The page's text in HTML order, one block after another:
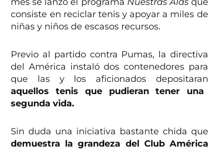
consiste en reciclar tenis y apoyar a miles de
niñas y niños de escasos recursos.
Previo al partido contra Pumas, la directiva
del América instaló dos contenedores para
que las y los aficionados depositaran
aquellos tenis que pudieran tener una
segunda vida.
Sin duda una iniciativa bastante chida que
demuestra la grandeza del Club América